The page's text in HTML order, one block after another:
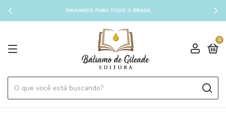
ENVIAMOS PARA TODO O BRASIL
0